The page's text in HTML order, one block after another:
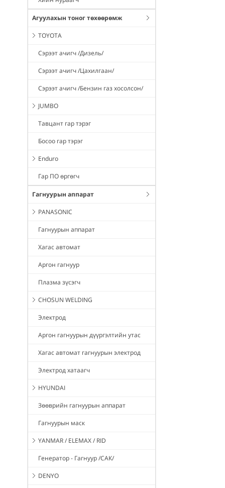
Агуулахын тоног төхөөрөмж
TOYOTA
Сэрээт ачигч /Дизель/
Сэрээт ачигч /Цахилгаан/
Сэрээт ачигч /Бензин газ хосолсон/
JUMBO
Тавцант гар тэрэг
Босоо гар тэрэг
Enduro
Гар ПО өргөгч
Гагнуурын аппарат
PANASONIC
Гагнуурын аппарат
Хагас автомат
Аргон гагнуур
Плазма зүсэгч
CHOSUN WELDING
Электрод
Аргон гагнуурын дүүргэлтийн утас
Хагас автомат гагнуурын электрод
Электрод хатаагч
HYUNDAI
Зөөврийн гагнуурын аппарат
Гагнуурын маск
YANMAR / ELEMAX / RID
Генератор - Гагнуур /САК/
DENYO